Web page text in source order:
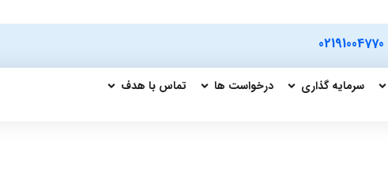
02191004770
سرمایه گذاری درخواست ها تماس با هدف